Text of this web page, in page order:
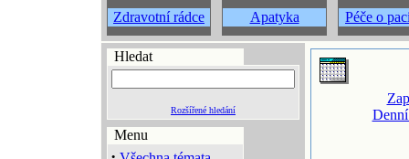
Zdravotní rádce Apatyka Péče o
Hledat
Rozšířené hledání
Menu